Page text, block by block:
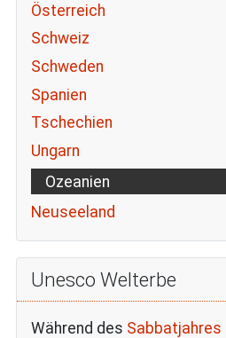
Österreich
Schweiz
Schweden
Spanien
Tschechien
Ungarn
Ozeanien
Neuseeland
Unesco Welterbe
Während des Sabbatjahres